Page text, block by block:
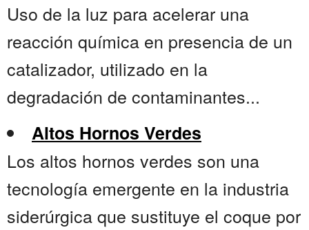
Uso de la luz para acelerar una
reacción química en presencia de un
catalizador, utilizado en la
degradación de contaminantes...
Altos Hornos Verdes
Los altos hornos verdes son una
tecnología emergente en la industria
siderúrgica que sustituye el coque por